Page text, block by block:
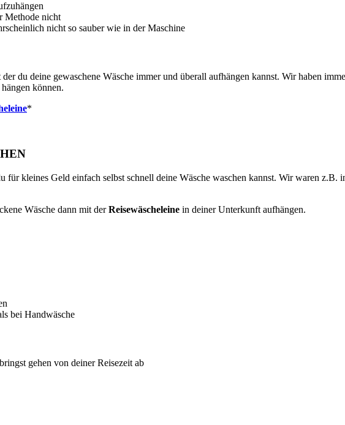
Methode nicht
nicht so sauber wie in der Maschine
du deine gewaschene Wäsche immer und überall aufhängen kannst. Wir haben
können.
*
für kleines Geld einfach selbst schnell deine Wäsche waschen kannst. Wir waren
Wäsche dann mit derReisewäscheleine in deiner Unterkunft aufhängen.
bei Handwäsche
gehen von deiner Reisezeit ab